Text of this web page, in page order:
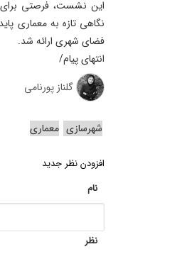
این نشست، فرصتی برای
نگاهی تازه به معماری
فضای شهری ارائه شد.
انتهای پیام/
گلناز پورنامی
شهرسازی معماری
افزودن نظر جدید
نام
نظر